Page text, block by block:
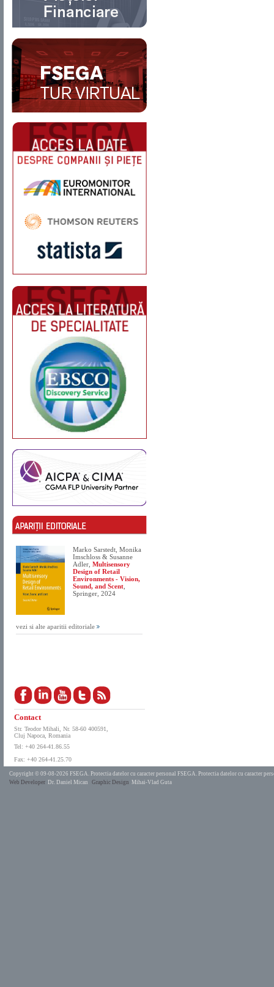
Marko Sarstedt, Monika
Imschloss & Susanne
Adler, Multisensory
Design of Retail
Environments - Vision,
Sound, and Scent
Springer, 2024
vezi si alte aparitii editoriale
Contact
Str. Teodor Mihali, Nr. 58-60 400591,
Cluj Napoca, Romania
Tel: +40 264-41.86.55
Fax: +40 264-41.25.70
Copyright © 09-08-2026 FSEGA. Protectia datelor cu caracter personal FSEGA. Protectia datelor cu caracter
Web Developer Dr. Daniel Mican Graphic Design Mihai-Vlad Guta